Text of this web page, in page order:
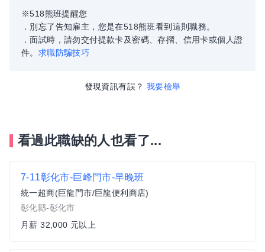
※518熊班提醒您
．別忘了告知雇主，您是在518熊班看到這則職務。
．面試時，請勿交付提款卡及密碼、存摺、信用卡或個人證
件。 求職防騙技巧
發現資訊有誤？ 我要檢舉
看過此職缺的人也看了...
7-11彰化市-巨峰門市-早晚班
統一超商(巨龍門市/巨龍便利商店)
彰化縣-彰化市
月薪 32,000 元以上